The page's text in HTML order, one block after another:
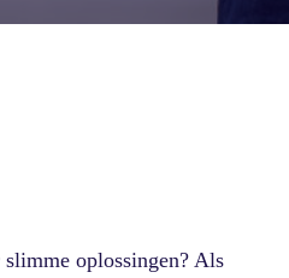
oplossingen? Als